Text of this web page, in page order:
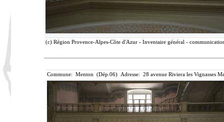
(c) Région Provence-Alpes-Côte d'Azur - Inventaire général -
Commune: Menton (Dép.06) Adresse: 28 avenue Riviera les Vignasses